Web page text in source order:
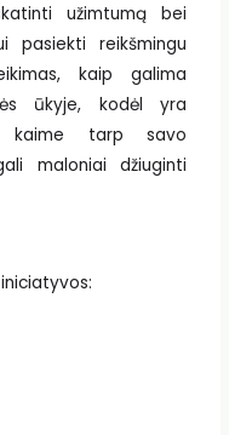
užimtumą bei
pasiekti reikšmingu
kaip galima
ūkyje, kodėl yra
kaime tarp savo
maloniai džiuginti